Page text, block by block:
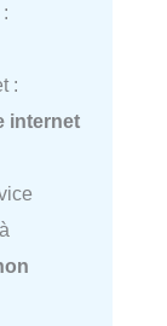
:
internet